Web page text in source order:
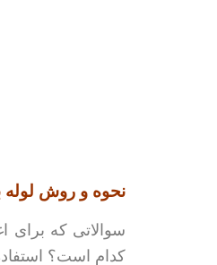
نحوه و روش لوله
سوالاتی که برای
کدام است؟